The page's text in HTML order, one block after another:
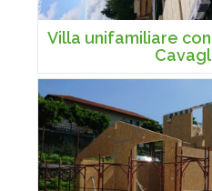
Villa unifamiliare